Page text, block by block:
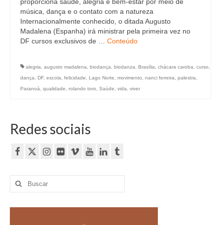
música, dança e o contato com a natureza
Internacionalmente conhecido, o ditada Augusto
Madalena (Espanha) irá ministrar pela primeira vez no
DF cursos exclusivos de … Conteúdo
alegria augusto madalena biodança biodanza Brasília chácara caroba curso
dança
DF, escola felicidade Lago Norte movimento nanci ferreira palestra
Paranoá
qualidade rolando toro Saúde vida viver
Redes sociais
Buscar
por: